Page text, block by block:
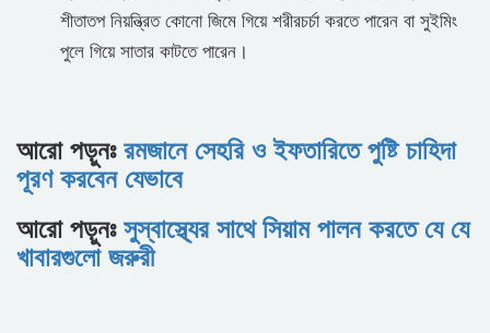
শীতাতপ নিয়ন্ত্রিত কোনো জিমে গিয়ে শরীরচর্চা করতে পারেন বা সুইমিং
পুলে গিয়ে সাতার কাটতে পারেন।
আরো পড়ুনঃরমজানে সেহরি ও ইফতারিতে পুষ্টি চাহিদা
পূরণ করবেন যেভাবে
আরো পড়ুনঃসুস্বাস্থ্যের সাথে সিয়াম পালন করতে যে যে
খাবারগুলো জরুরী